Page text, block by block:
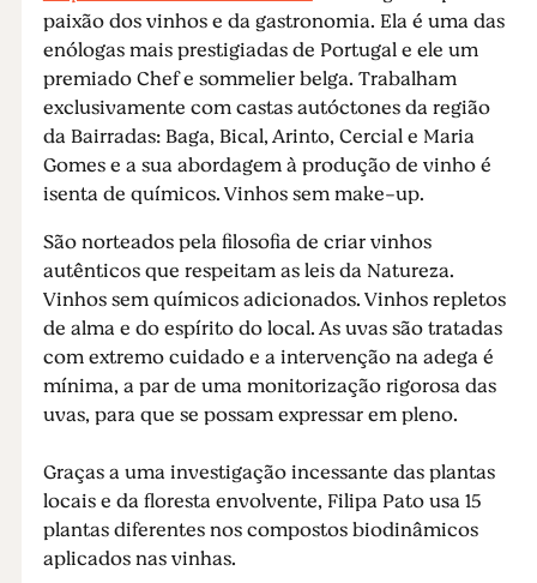
paixão dos vinhos e da gastronomia. Ela é uma das
enólogas mais prestigiadas de Portugal e ele um
premiado Chef e sommelier belga. Trabalham
exclusivamente com castas autóctones da região
da Bairradas: Baga, Bical, Arinto, Cercial e Maria
Gomes e a sua abordagem à produção de vinho é
isenta de químicos. Vinhos sem make-up.
São norteados pela filosofia de criar vinhos
autênticos que respeitam as leis da Natureza.
Vinhos sem químicos adicionados. Vinhos repletos
de alma e do espírito do local. As uvas são tratadas
com extremo cuidado e a intervenção na adega é
mínima, a par de uma monitorização rigorosa das
uvas, para que se possam expressar em pleno.
Graças a uma investigação incessante das plantas
locais e da floresta envolvente, Filipa Pato usa 15
plantas diferentes nos compostos biodinâmicos
aplicados nas vinhas.